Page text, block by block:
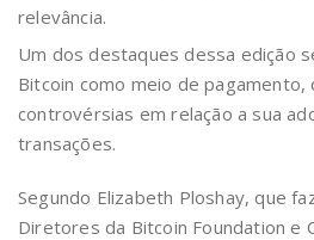
relevância.
Um dos destaques dessa edição
Bitcoin como meio de
controvérsias em relação a sua
transações.
Segundo Elizabeth Ploshay, que
Diretores da Bitcoin Foundation e